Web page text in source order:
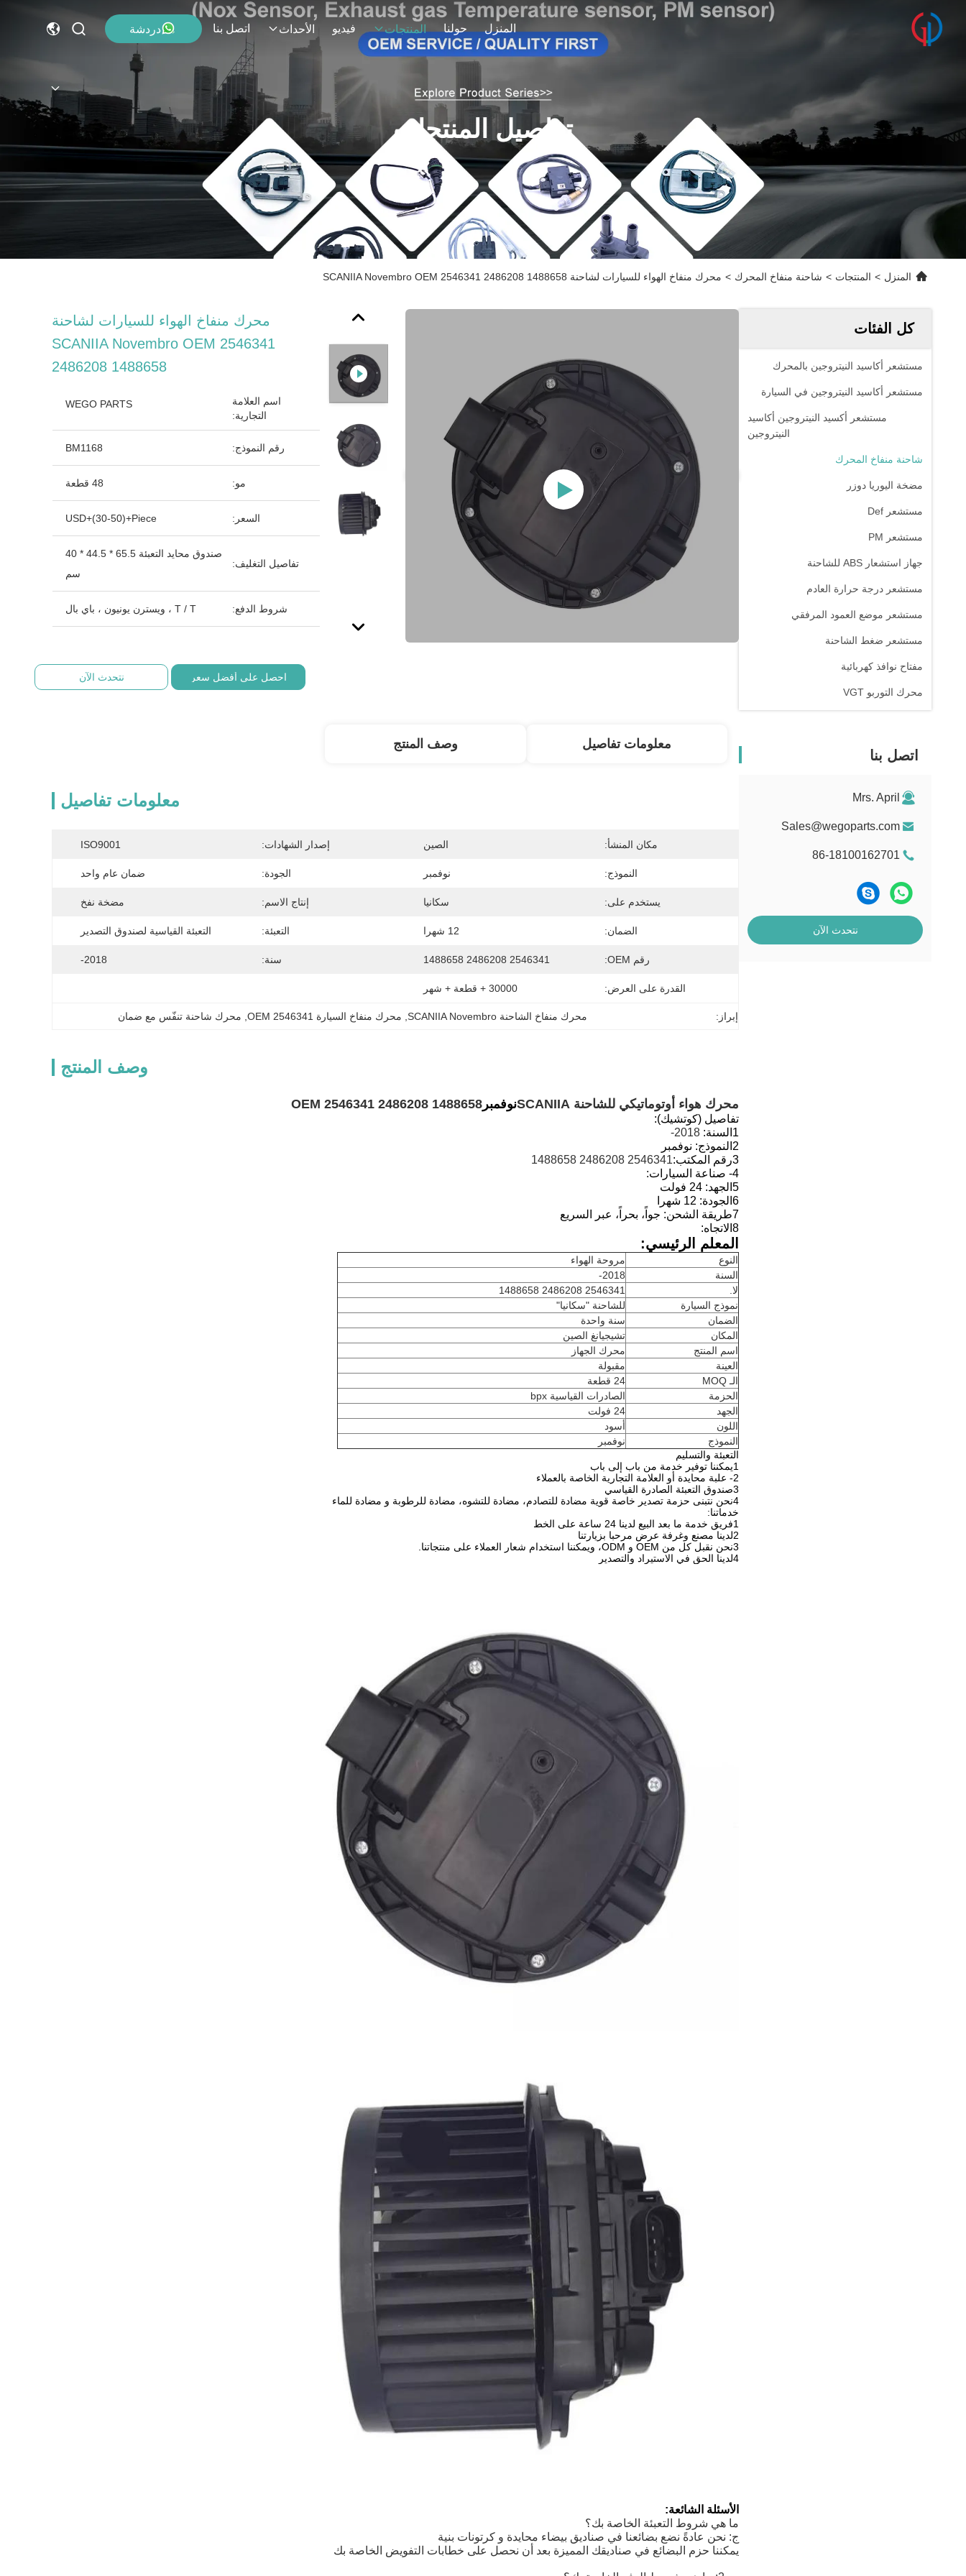
المنزل حولنا المنتجات فيديو الأحداث اتصل بنا دردشة
تفاصيل المنتجات
المنزل > المنتجات > شاحنة منفاخ المحرك > محرك منفاخ الهواء للسيارات لشاحنة SCANIIA Novembro OEM 2546341 2486208 1488658
كل الفئات
مستشعر أكاسيد النيتروجين بالمحرك
مستشعر أكاسيد النيتروجين في السيارة
مستشعر أكسيد النيتروجين أكاسيد
النيتروجين
شاحنة منفاخ المحرك
مضخة اليوريا دوزر
مستشعر Def
مستشعر PM
جهاز استشعار ABS للشاحنة
مستشعر درجة حرارة العادم
مستشعر موضع العمود المرفقي
مستشعر ضغط الشاحنة
مفتاح نوافذ كهربائية
محرك التوربو VGT
اتصل بنا
Mrs. April
Sales@wegoparts.com
86-18100162701
نتحدث الآن
محرك منفاخ الهواء للسيارات لشاحنة
SCANIIA Novembro OEM 2546341
2486208 1488658
اسم العلامة
التجارية:
WEGO PARTS
رقم النموذج: BM1168
مو: 48 قطعة
السعر: USD+(30-50)+Piece
تفاصيل التغليف:
صندوق محايد التعبئة 65.5 * 44.5 * 40
سم
شروط الدفع: T / T ، ويسترن يونيون ، باي بال
احصل على أفضل سعر نتحدث الآن
معلومات تفاصيل وصف المنتج
معلومات تفاصيل
مكان المنشأ: الصين إصدار الشهادات: ISO9001
النموذج: نوفمبر الجودة: ضمان عام واحد
يستخدم على: سكانيا إنتاج الاسم: مضخة نفخ
الضمان: 12 شهرا التعبئة: التعبئة القياسية لصندوق التصدير
رقم OEM: 2546341 2486208 1488658 سنة: 2018-
القدرة على العرض: 30000 + قطعة + شهر
إبراز: محرك منفاخ الشاحنة SCANIIA Novembro محرك منفاخ السيارة OEM 2546341 محرك شاحنة تنفّس مع ضمان
وصف المنتج
محرك هواء أوتوماتيكي للشاحنة SCANIIA نوفمبر OEM 2546341 2486208 1488658
تفاصيل (كوتشيك):
1السنة:
2018-
2النموذج:
نوفمبر
3رقم المكتب:
2546341 2486208 1488658
4- صناعة السيارات:
5الجهد: 24 فولت
6الجودة: 12 شهرا
7طريقة الشحن: جواً، بحراً، عبر السريع
8الاتجاه:
المعلم الرئيسي:
النوع
مروحة الهواء
السنة
2018-
لا.
2546341 2486208 1488658
نموذج السيارة
للشاحنة "سكانيا"
الضمان
سنة واحدة
المكان
تشيجيانغ الصين
اسم المنتج
محرك الجهاز
العينة
مقبولة
الـ MOQ
24 قطعة
الحزمة
الصادرات القياسية bpx
الجهد
24 فولت
اللون
أسود
النموذج
نوفمبر
التعبئة والتسليم
1يمكننا توفير خدمة من باب إلى باب
2- علبة محايدة أو العلامة التجارية الخاصة بالعملاء
3صندوق التعبئة الصادرة القياسي
4نحن نتبنى حزمة تصدير خاصة قوية مضادة للتصادم، مضادة للتشوه، مضادة للرطوبة و مضادة للماء
خدماتنا:
1فريق خدمة ما بعد البيع لدينا 24 ساعة على الخط
2لدينا مصنع وغرفة عرض مرحبا بزيارتنا
3نحن نقبل كل من OEM و ODM، ويمكننا استخدام شعار العملاء على منتجاتنا.
4لدينا الحق في الاستيراد والتصدير
الأسئلة الشائعة:
ما هي شروط التعبئة الخاصة بك؟
ج: نحن عادةً نضع بضائعنا في صناديق بيضاء محايدة و كرتونات بنية
يمكننا حزم البضائع في صناديقك المميزة بعد أن نحصل على خطابات التفويض الخاصة بك